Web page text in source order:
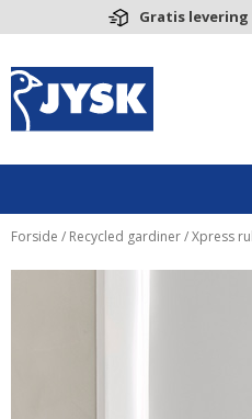
Gratis
Forside / Recycled gardiner/ Xpress